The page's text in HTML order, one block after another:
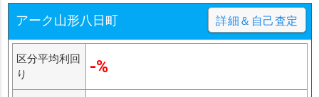
アーク山形八日町 詳細＆自己査定
区分平均利回
り
-%